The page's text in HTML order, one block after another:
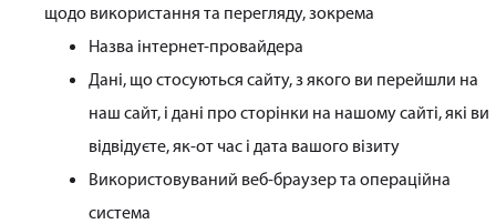
щодо використання та перегляду, зокрема
Назва інтернет-провайдера
Дані, що стосуються сайту, з якого ви перейшли на
наш сайт, і дані про сторінки на нашому сайті, які ви
відвідуєте, як-от час і дата вашого візиту
Використовуваний веб-браузер та операційна
система